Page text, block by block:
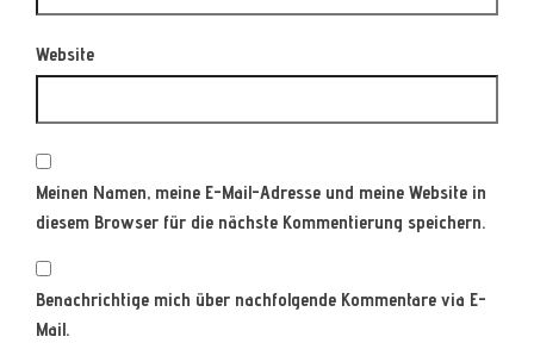
Website
Meinen Namen, meine E-Mail-Adresse und meine Website in
diesem Browser für die nächste Kommentierung speichern.
Benachrichtige mich über nachfolgende Kommentare via E-
Mail.